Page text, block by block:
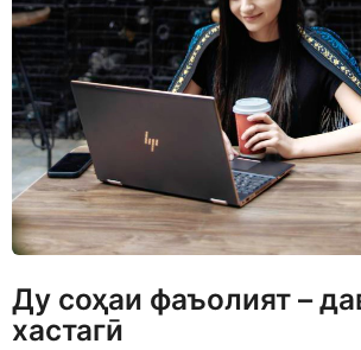
Ду соҳаи фаъолият –
хастагӣ